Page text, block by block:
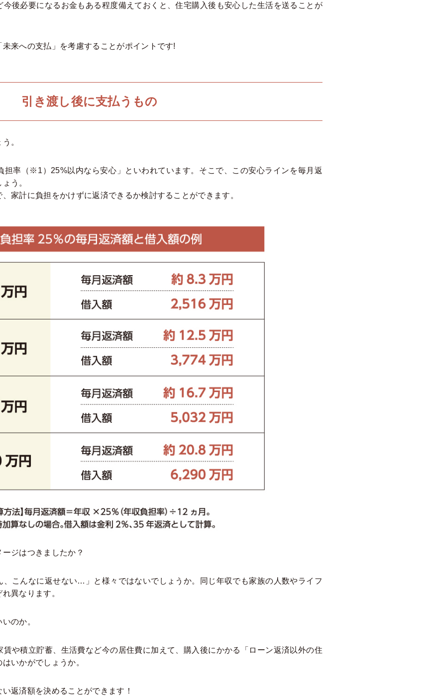
後必要になるお金もある程度備えておくと、住宅購入後も安心した生活を送ることが
来への支払」を考慮することがポイントです!
引き渡し後に支払うもの
。
担率（※1）25%以内なら安心」といわれています。そこで、この安心ラインを毎月返
う。
家計に負担をかけずに返済できるか検討することができます。
ジはつきましたか？
、こんなに返せない…」と様々ではないでしょうか。同じ年収でも家族の人数やライフ
異なります。
のか。
や積立貯蓄、生活費など今の居住費に加えて、購入後にかかる「ローン返済以外の住
いかがでしょうか。
返済額を決めることができます！